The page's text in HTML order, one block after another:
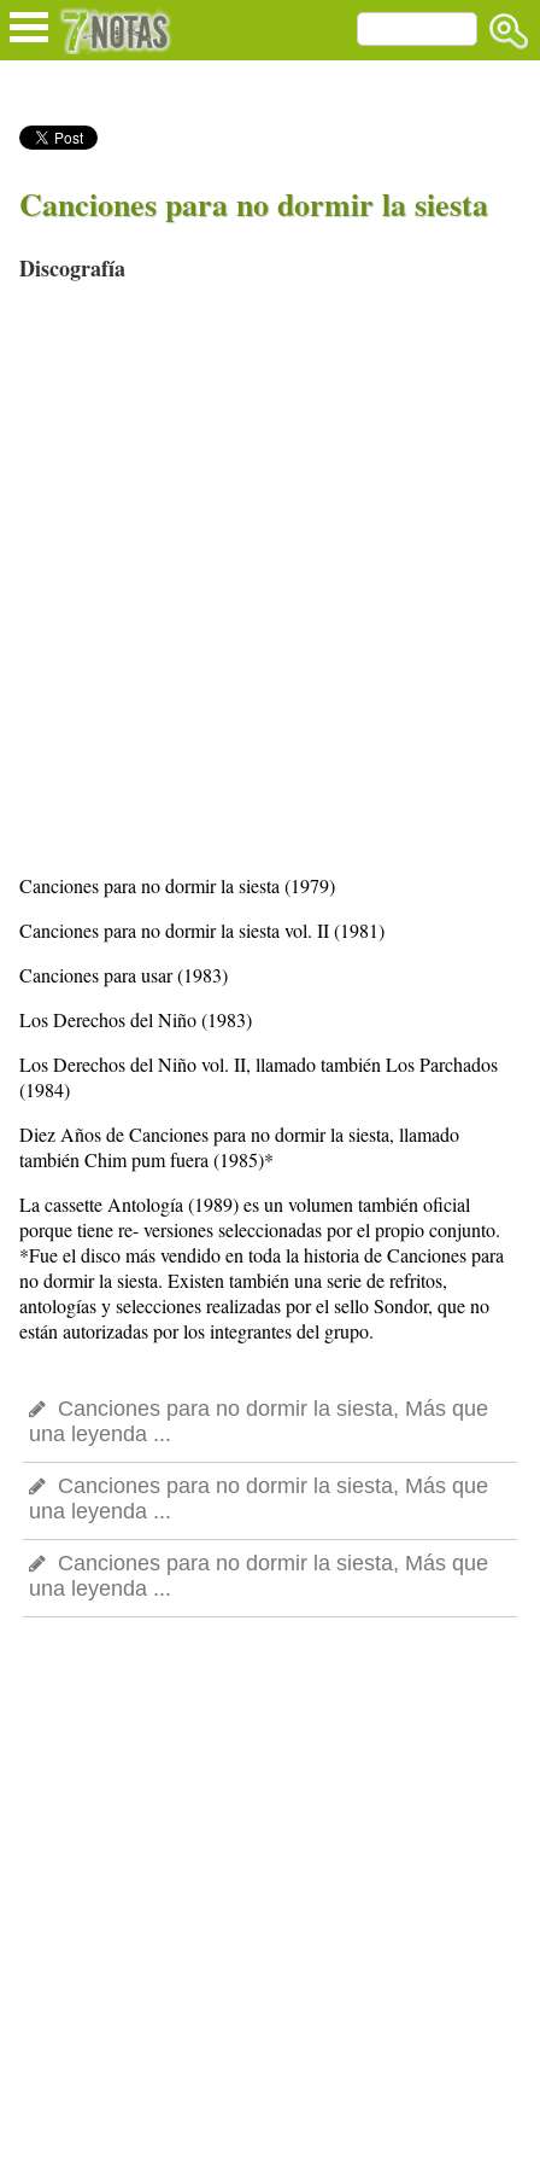
Canciones para no dormir la siesta
Discografía
Canciones para no dormir la siesta (1979)
Canciones para no dormir la siesta vol. II (1981)
Canciones para usar (1983)
Los Derechos del Niño (1983)
Los Derechos del Niño vol. II, llamado también Los Parchados
(1984)
Diez Años de Canciones para no dormir la siesta, llamado
también Chim pum fuera (1985)*
La cassette Antología (1989) es un volumen también oficial
porque tiene re- versiones seleccionadas por el propio conjunto.
*Fue el disco más vendido en toda la historia de Canciones para
no dormir la siesta. Existen también una serie de refritos,
antologías y selecciones realizadas por el sello Sondor, que no
están autorizadas por los integrantes del grupo.
Canciones para no dormir la siesta, Más que
una leyenda ...
Canciones para no dormir la siesta, Más que
una leyenda ...
Canciones para no dormir la siesta, Más que
una leyenda ...